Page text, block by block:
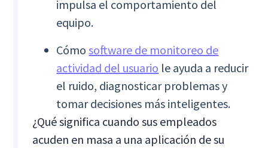
impulsa el comportamiento del
equipo.
Cómosoftware de monitoreo de
actividad del usuario le ayuda a reducir
el ruido, diagnosticar problemas y
tomar decisiones más inteligentes.
¿Qué significa cuando sus empleados
acuden en masa a una aplicación de su